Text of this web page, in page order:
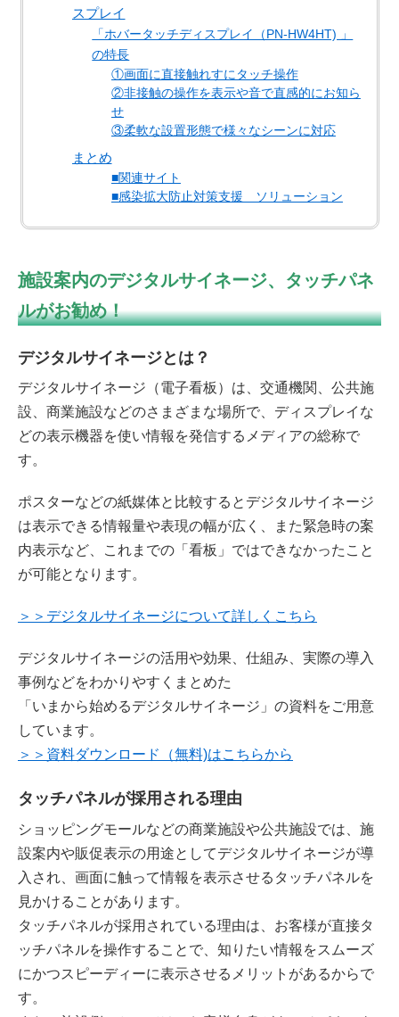
スプレイ
「ホバータッチディスプレイ（PN-HW4HT) 」
の特長
①画面に直接触れすにタッチ操作
②非接触の操作を表示や音で直感的にお知ら
せ
③柔軟な設置形態で様々なシーンに対応
まとめ
■関連サイト
■感染拡大防止対策支援 ソリューション
施設案内のデジタルサイネージ、 タッチパネ
ルがお勧め！
デジタルサイネージとは？
デジタルサイネージ（電子看板）は、交通機関、公共施
設、商業施設などのさまざまな場所で、ディスプレイな
どの表示機器を使い情報を発信するメディアの総称で
す。
ポスターなどの紙媒体と比較するとデジタルサイネージ
は表示できる情報量や表現の幅が広く、また緊急時の案
内表示など、これまでの「看板」ではできなかったこと
が可能となります。
＞＞デジタルサイネージについて詳しくこちら
デジタルサイネージの活用や効果、仕組み、実際の導入
事例などをわかりやすくまとめた
「いまから始めるデジタルサイネージ」の資料をご用意
しています。
＞＞資料ダウンロード（無料)はこちらから
タッチパネルが採用される理由
ショッピングモールなどの商業施設や公共施設では、施
設案内や販促表示の用途としてデジタルサイネージが導
入され、画面に触って情報を表示させるタッチパネルを
見かけることがあります。
タッチパネルが採用されている理由は、お客様が直接タ
ッチパネルを操作することで、知りたい情報をスムーズ
にかつスピーディーに表示させるメリットがあるからで
す。